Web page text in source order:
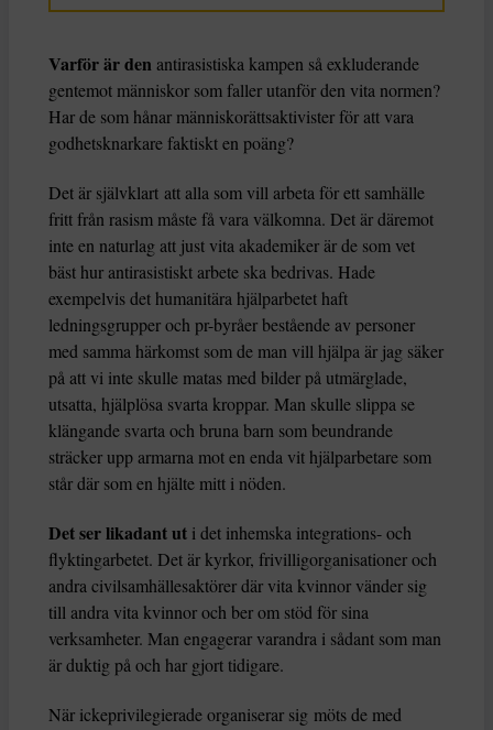
Varför är den antirasistiska kampen så exkluderande
gentemot människor som faller utanför den vita normen?
Har de som hånar människorättsaktivister för att vara
godhetsknarkare faktiskt en poäng?
Det är självklart att alla som vill arbeta för ett samhälle
fritt från rasism måste få vara välkomna. Det är däremot
inte en naturlag att just vita akademiker är de som vet
bäst hur antirasistiskt arbete ska bedrivas. Hade
exempelvis det humanitära hjälparbetet haft
ledningsgrupper och pr-byråer bestående av personer
med samma härkomst som de man vill hjälpa är jag säker
på att vi inte skulle matas med bilder på utmärglade,
utsatta, hjälplösa svarta kroppar. Man skulle slippa se
klängande svarta och bruna barn som beundrande
sträcker upp armarna mot en enda vit hjälparbetare som
står där som en hjälte mitt i nöden.
Det ser likadant ut i det inhemska integrations- och
flyktingarbetet. Det är kyrkor, frivilligorganisationer och
andra civilsamhällesaktörer där vita kvinnor vänder sig
till andra vita kvinnor och ber om stöd för sina
verksamheter. Man engagerar varandra i sådant som man
är duktig på och har gjort tidigare.
När ickeprivilegierade organiserar sig möts de med